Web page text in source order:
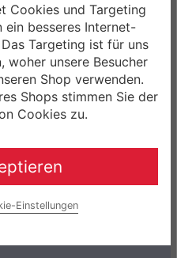
passende
Zubehör
Cookies und Targeting
ein besseres Internet-
Targeting ist für uns
woher unsere Besucher
Shop verwenden.
Shops stimmen Sie der
Cookies zu.
Einstellungen